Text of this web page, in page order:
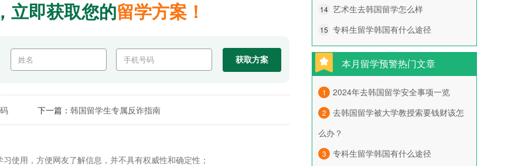
立即获取您的留学方案！
下一篇： 韩国留学生专属反诈指南
使用，方便网友了解信息，并不具有权威性和确定性；
14 艺术生去韩国留学怎么样
15 专科生留学韩国有什么途径
本月留学预警热门文章
1 2024年去韩国留学安全事项一览
2
去韩国留学被大学教授索要钱财该怎
么办？
3 专科生留学韩国有什么途径